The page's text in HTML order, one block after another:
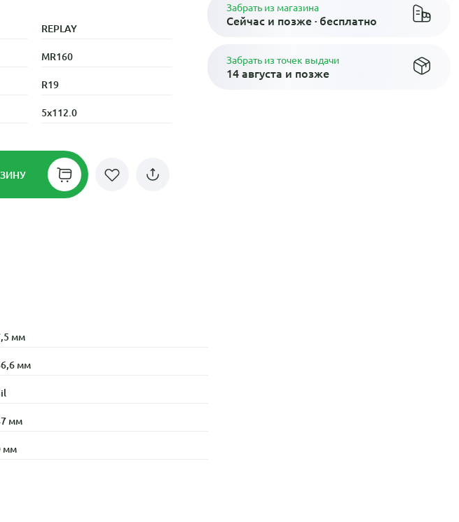
REPLAY
MR160
R19
5x112.0
Забрать из магазина
Сейчас и позже · бесплатно
Забрать из точек выдачи
14 августа и позже
мм
мм
мм
мм